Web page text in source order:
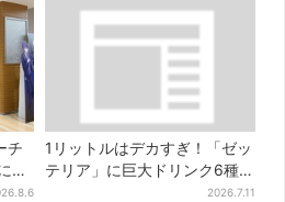
チ
混
笑
1リットルはデカすぎ！「ゼッ
テリア」に巨大ドリンク6種が
登場、セット変更で350円お
2026.7.11